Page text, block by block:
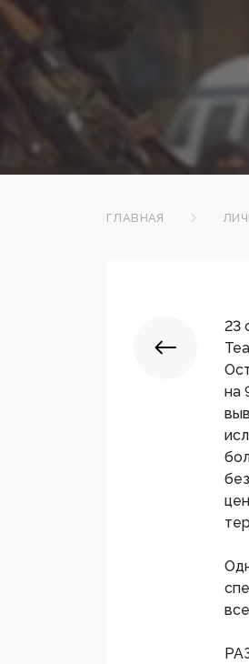
ГЛАВНАЯ
23
на